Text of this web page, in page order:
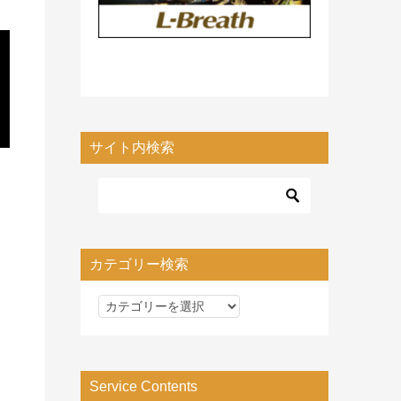
サイト内検索
カテゴリー検索
カ
リ
ー
Service Contents